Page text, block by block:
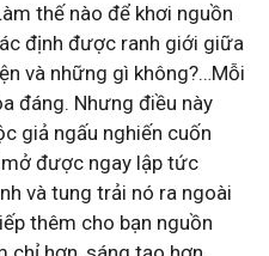
thế nào để khơi nguồn
định được ranh giới giữa
và những gì không?…Mỗi
đáng. Nhưng điều này
giả ngấu nghiến cuốn
được ngay lập tức
và tung trải nó ra ngoài
thêm cho bạn nguồn